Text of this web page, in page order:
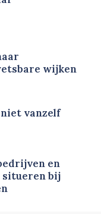
wijken
niet vanzelf
en
situeren bij